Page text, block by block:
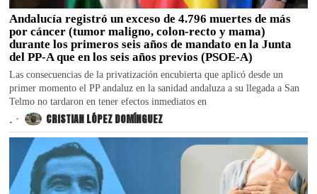
Andalucía registró un exceso de 4.796 muertes de más
por cáncer (tumor maligno, colon-recto y mama)
durante los primeros seis años de mandato en la Junta
del PP-A que en los seis años previos (PSOE-A)
Las consecuencias de la privatización encubierta que aplicó desde un
primer momento el PP andaluz en la sanidad andaluza a su llegada a San
Telmo no tardaron en tener efectos inmediatos en
. CRISTIAN LÓPEZ DOMÍNGUEZ